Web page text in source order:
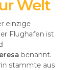
Welt
einzige
Flughafen ist
benannt.
stammte aus